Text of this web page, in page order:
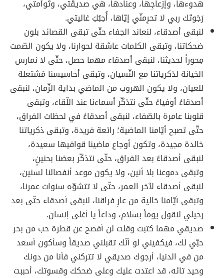
هدوءها، وإزعاجِها، وعنادها، هي صديقَتي، وتَوأمتي،
رَجَوتَك ربي لا تحرِمنّي إيّاها، أُحِبُكِ غاليتي.
لنبقى أصدقاء، لنعاند الجفاء حتّى تبقى القصائد بلون
ضحكاتنا، وتبقى الكلمات عاشقة لحوارنا، ولا يكون الصّمت
مِحوراً لحديثنا، لنبقى أصدقاء مهما حصل، حتّى لا نمارس
الخيانة لذكرياتنا مع النّسيان، وتبقى أحاسيسنا مُشتعلة
للعيان، ولا يكون الهروب من الماضي بداية الزّمان، لنبقى
أصدقاءً أوفياءً حتّى نتذكّر أسماءنا عند اللّقاء، وتبقى
قلوبنا عامرة بالصّفاء، لنبقى أصدقاءً في لحظات الفراق،
حتّى تصبح أيّامنا الماضية؛ رائعة فريدة، وتبقى ذكرياتنا
خالدة مجيدة، وتكون أوجاع ماضينا قوافيها سعيدة،
لنبقى أصدقاءً بعد الفراق، حتّى نتذكّر بعضنا بحنينٍ،
وتبقى دموعنا بلا أنين، ولا يكون موعد أنفصالنا لسنين،
لنبقى أصدقاء لآخر العمر، حتّى لا تتشوّه سنوات عمرنا،
وتبقى أيّامنا خالية من عارِ فراقنا، لنبقى أصدقاء حتّى بعد
رحيلي لنقول يوماً بسلام، وداعاً يا أغلى إنسان.
صديقي مهما كتبت وقلت لن أفصح عن قطرة حب من بحر
حبّي لك، فيكفيني لو أنّك تقبلني صديقاً وسأكون أسعد
من في الدنيا، أرجوك صديقي لا تتركني فأنا من دونك
وحيد تائه، قد اعتدت عليك وعلى ضحكك وقسوتك، أحببت